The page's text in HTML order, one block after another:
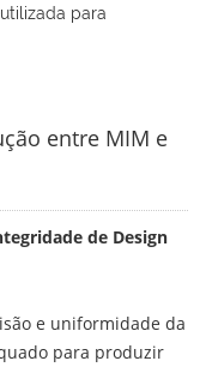
para
entre MIM e
de Design
e uniformidade da
para produzir